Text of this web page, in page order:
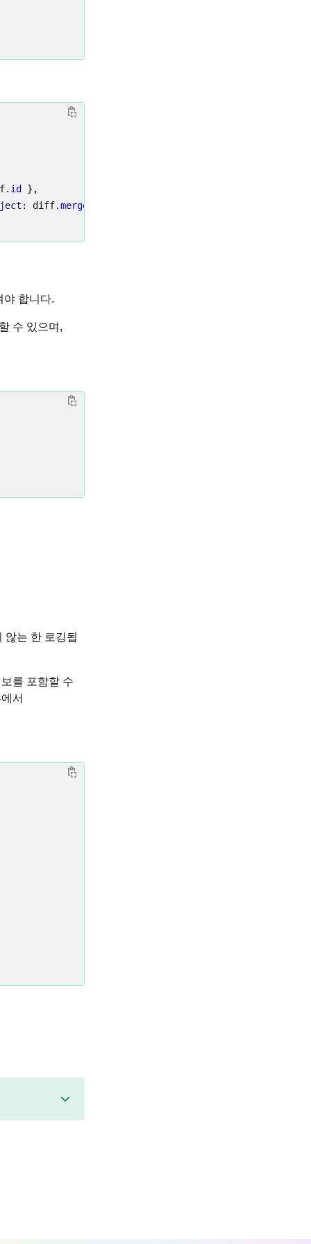
. id
},
diff.merge_request
야 합니다.
수 있으며,
않는 한 로깅됩
를 포함할 수
서